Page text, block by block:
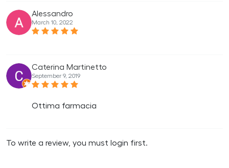
Alessandro
March 10, 2022
Caterina Martinetto
September 9, 2019
Ottima farmacia
To write a review, you must login first.